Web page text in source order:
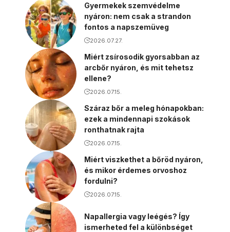
Gyermekek szemvédelme
nyáron: nem csak a strandon
fontos a napszemüveg
2026.07.27.
Miért zsírosodik gyorsabban az
arcbőr nyáron, és mit tehetsz
ellene?
2026.07.15.
Száraz bőr a meleg hónapokban:
ezek a mindennapi szokások
ronthatnak rajta
2026.07.15.
Miért viszkethet a bőröd nyáron,
és mikor érdemes orvoshoz
fordulni?
2026.07.15.
Napallergia vagy leégés? Így
ismerheted fel a különbséget